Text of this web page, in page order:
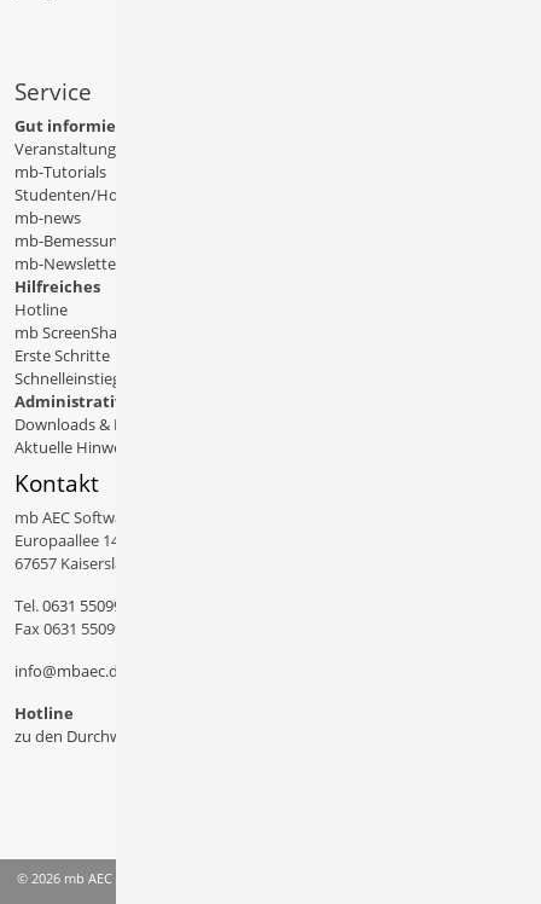
Service
Gut informiert
Veranstaltungen
mb-Tutorials
Studenten/Hochschule
mb-news
mb-Bemessungstafeln
mb-Newsletter
Hilfreiches
Hotline
mb ScreenShare
Erste Schritte
Schnelleinstiege & Doku
Administratives
Downloads & Patches
Aktuelle Hinweise
Kontakt
mb AEC Software GmbH
Europaallee 14
67657 Kaiserslautern
Tel.0631 550999 11
Fax 0631 550999 20
info@mbaec.de
Hotline
zu den Durchwahlen
© 2026 mb AEC Software GmbH